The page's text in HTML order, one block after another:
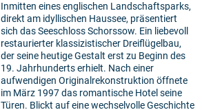
Inmitten eines englischen Landschaftsparks,
direkt am idyllischen Haussee, präsentiert
sich das Seeschloss Schorssow. Ein liebevoll
restaurierter klassizistischer Dreiflügelbau,
der seine heutige Gestalt erst zu Beginn des
19. Jahrhunderts erhielt. Nach einer
aufwendigen Originalrekonstruktion öffnete
im März 1997 das romantische Hotel seine
Türen. Blickt auf eine wechselvolle Geschichte